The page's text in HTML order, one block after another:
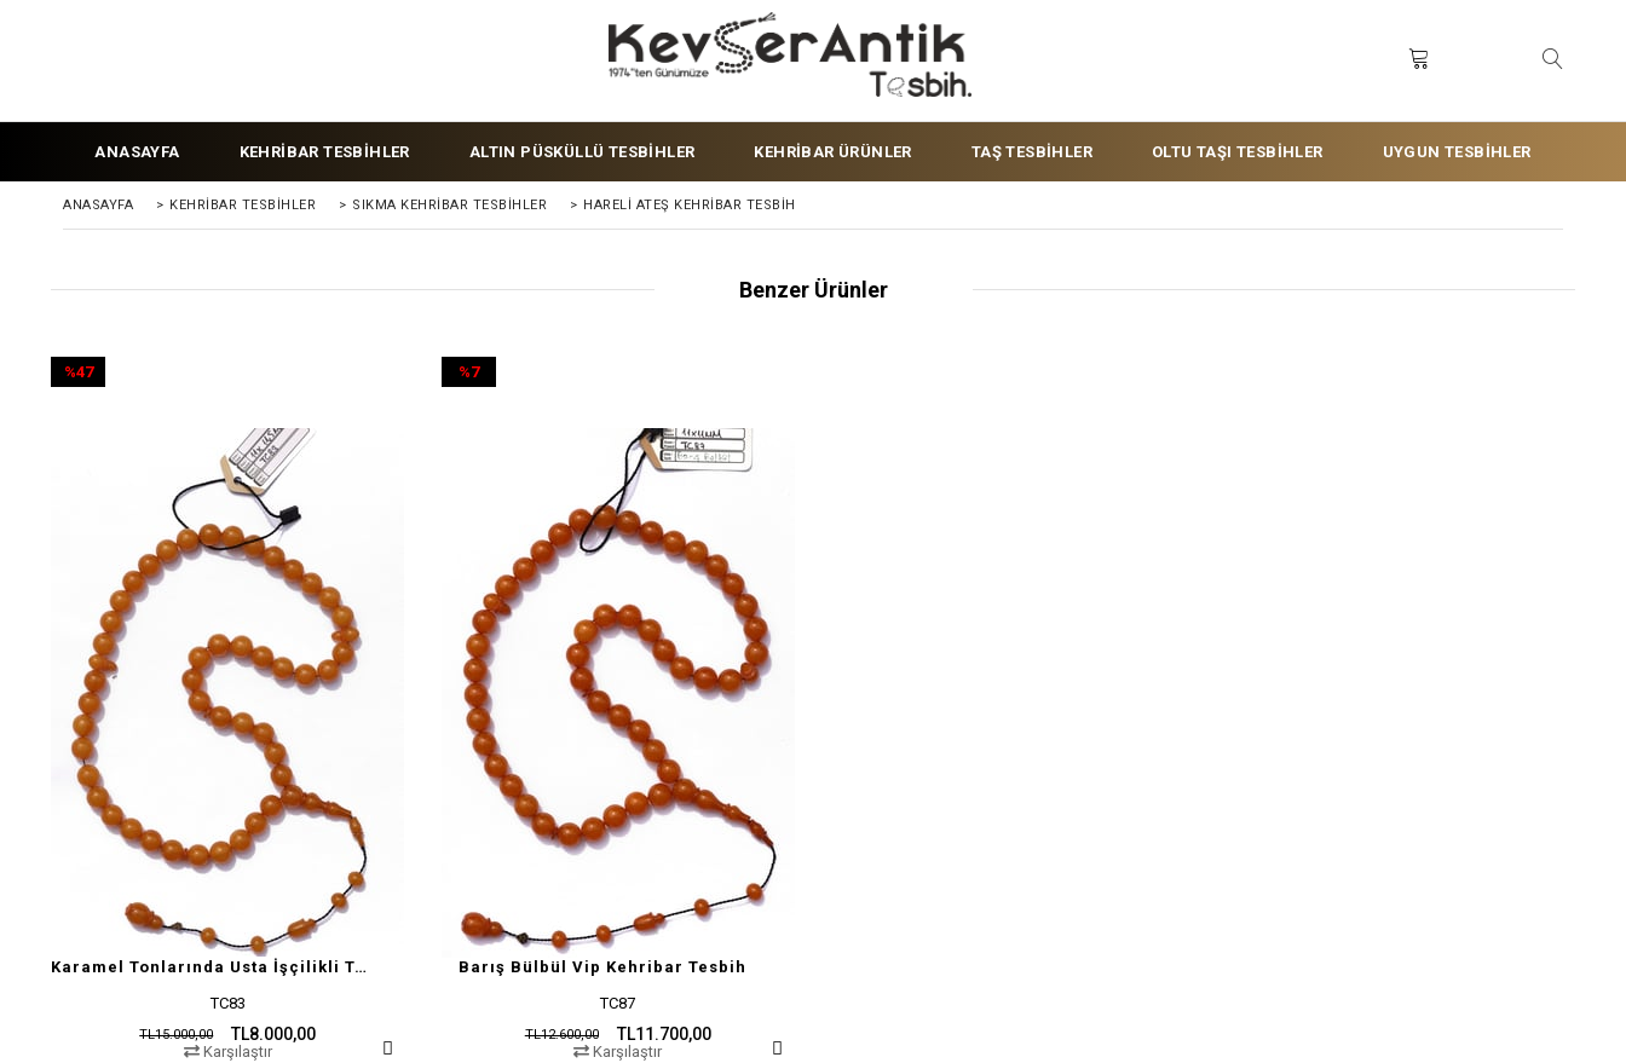
ANASAYFA KEHRİBAR TESBİHLER ALTIN PÜSKÜLLÜ TESBİHLER KEHRİBAR ÜRÜNLER TAŞ TESBİHLER OLTU TAŞI TESBİHLER UYGUN TESBİHLER
ANASAYFA > KEHRIBAR TESBIHLER > SIKMA KEHRİBAR TESBİHLER > HARELI ATEŞ KEHRIBAR TESBIH
Benzer Ürünler
Karamel Tonlarında Usta İşçilikli Tesbih
TC83
TL8.000,00
TL15.000,00
%47
Karşılaştır
Barış Bülbül Vip Kehribar Tesbih
TC87
TL11.700,00
TL12.600,00
%7
Karşılaştır